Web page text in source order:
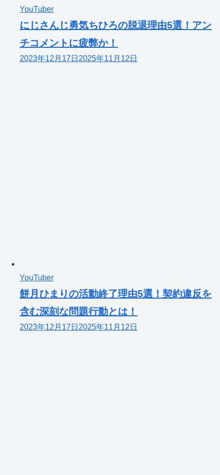
YouTuber
にじさんじ勇気ちひろの脱退理由5選！アン
チコメントに疲弊か！
2023年12月17日 2025年11月12日
YouTuber
餅月ひまりの活動終了理由5選！契約違反を
含む深刻な問題行動とは！
2023年12月17日 2025年11月12日